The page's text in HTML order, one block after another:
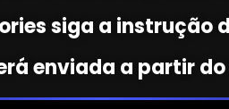
siga a
enviada a partir